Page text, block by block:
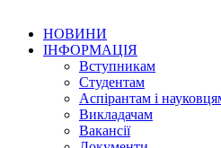
НОВИНИ
ІНФОРМАЦІЯ
Вступникам
Студентам
Аспірантам і
Викладачам
Вакансії